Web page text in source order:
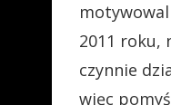
2011 roku,
czynnie
więc